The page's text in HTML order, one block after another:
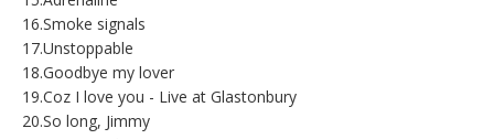
16.Smoke signals
17.Unstoppable
18.Goodbye my lover
19.Coz I love you - Live at Glastonbury
20.So long, Jimmy